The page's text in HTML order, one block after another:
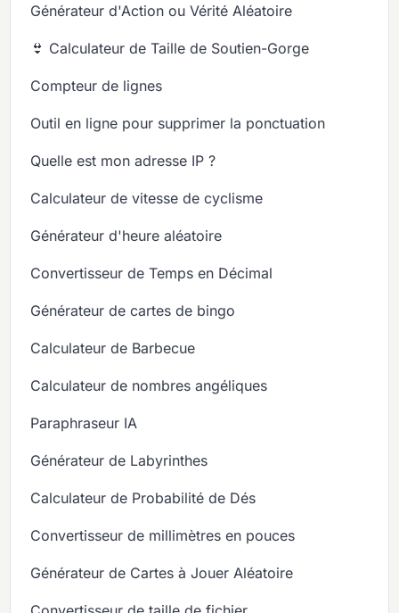
Générateur d'Action ou Vérité Aléatoire
👙 Calculateur de Taille de Soutien-Gorge
Compteur de lignes
Outil en ligne pour supprimer la ponctuation
Quelle est mon adresse IP ?
Calculateur de vitesse de cyclisme
Générateur d'heure aléatoire
Convertisseur de Temps en Décimal
Générateur de cartes de bingo
Calculateur de Barbecue
Calculateur de nombres angéliques
Paraphraseur IA
Générateur de Labyrinthes
Calculateur de Probabilité de Dés
Convertisseur de millimètres en pouces
Générateur de Cartes à Jouer Aléatoire